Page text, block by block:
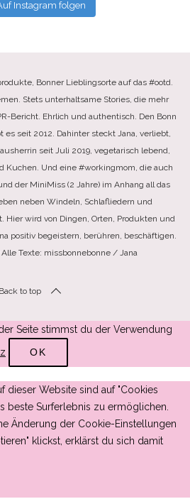
Instagram folgen
Bonner Lieblingsorte auf das #ootd.
Stets unterhaltsame Stories, die mehr
Bericht. Ehrlich und authentisch. Den Bonn
es seit 2012. Dahinter steckt Jana, verliebt,
seit Juli 2019, vegetarisch lebend,
Kuchen. Und eine #workingmom, die auch
der MiniMiss (2 Jahre) im Anhang all das
neben Windeln, Schlafliedern und
Hier wird von Dingen, Orten, Produkten und
positiv begeistern, berühren, beschäftigen.
Texte: missbonnebonne / Jana
Back to top
Seite stimmst du der Verwendung
OK
dieser Website sind auf "Cookies
beste Surferlebnis zu ermöglichen.
Änderung der Cookie-Einstellungen
klickst, erklärst du sich damit